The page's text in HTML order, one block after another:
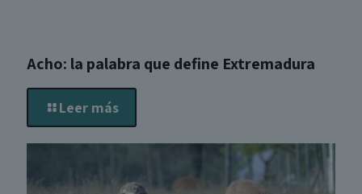
Acho: la palabra que define Extremadura
Leer más